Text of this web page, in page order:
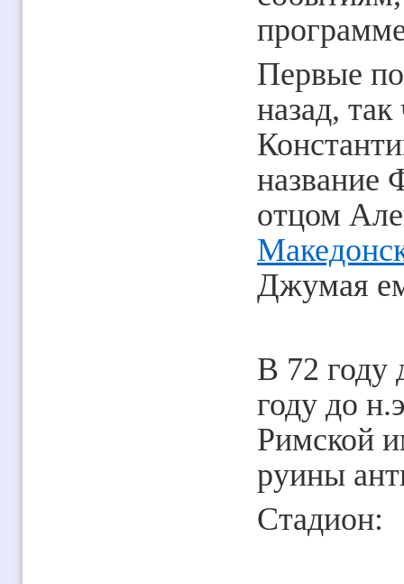
Первые
назад,
название
отцом
Джумая
В 72 году
году до
Римской
руины
Стадион: